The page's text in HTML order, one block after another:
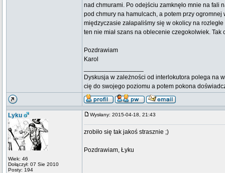
nad chmurami. Po odejściu zamknęło mnie na fali
pod chmury na hamulcach, a potem przy ogromnej
międzyczasie załapaliśmy się w okolicy na
ten nie miał szans na oblecenie czegokolwiek.
Pozdrawiam
Karol
Dyskusja w zależności od interlokutora polega na
cię do swojego poziomu a potem pokona
Lyku
Wiek: 46
Dołączył: 07 Sie 2010
Posty: 194
Wysłany: 2015-04-18, 21:43
zrobiło się tak jakoś strasznie ;)
Pozdrawiam, Łyku